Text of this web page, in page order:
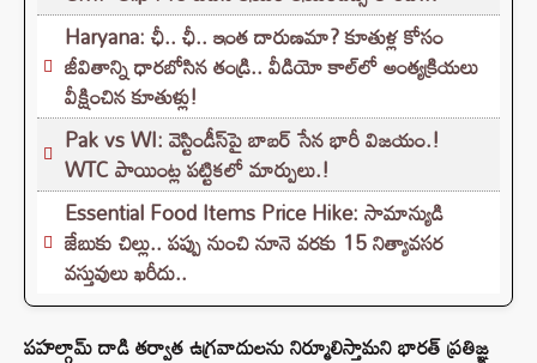
Haryana: ఛీ.. ఛీ.. ఇంత దారుణమా? కూతుళ్ల కోసం
జీవితాన్ని ధారబోసిన తండ్రి.. వీడియో కాల్‌లో అంత్యక్రియలు
వీక్షించిన కూతుళ్లు!
Pak vs WI: వెస్టిండీస్‌పై బాబర్ సేన భారీ విజయం.!
WTC పాయింట్ల పట్టికలో మార్పులు.!
Essential Food Items Price Hike: సామాన్యుడి
జేబుకు చిల్లు.. పప్పు నుంచి నూనె వరకు 15 నిత్యావసర
వస్తువులు ఖరీదు..
పహల్గామ్ దాడి తర్వాత ఉగ్రవాదులను నిర్మూలిస్తామని భారత్ ప్రతిజ్ఞ